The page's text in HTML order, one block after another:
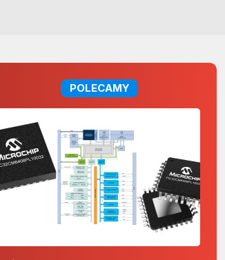
POLECAMY